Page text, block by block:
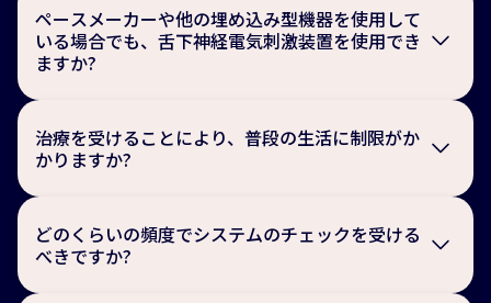
週間程度の入院となります。術後数日間は、小さな切開
部に痛みや腫れが出ることがあります。医師の指示に従
って、一定期間の激しい運動を避けてください。日常の
活動には数週間以内に復帰する患者さんがほとんどで
す。
ペースメーカーや他の埋め込み型機器を使用して
いる場合でも、舌下神経電気刺激装置を使用でき
ますか?
いかを判断するため、医師の検査を受ける必要がありま
す。干渉がないことを確認できれば使用が可能です。
治療を受けることにより、普段の生活に制限がか
かりますか?
せん。重量挙げのような特に激しい運動 や、上半身や腕
の運動範囲が広い運動、または消防士のような業務に従
事されている患者さんについては、主治医にご相談くだ
さい。
どのくらいの頻度でシステムのチェックを受ける
べきですか?